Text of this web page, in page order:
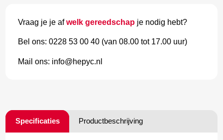
Vraag je je afwelk gereedschap je nodig hebt?
Bel ons: 0228 53 00 40 (van 08.00 tot 17.00 uur)
Mail ons: info@hepyc.nl
Specificaties Productbeschrijving